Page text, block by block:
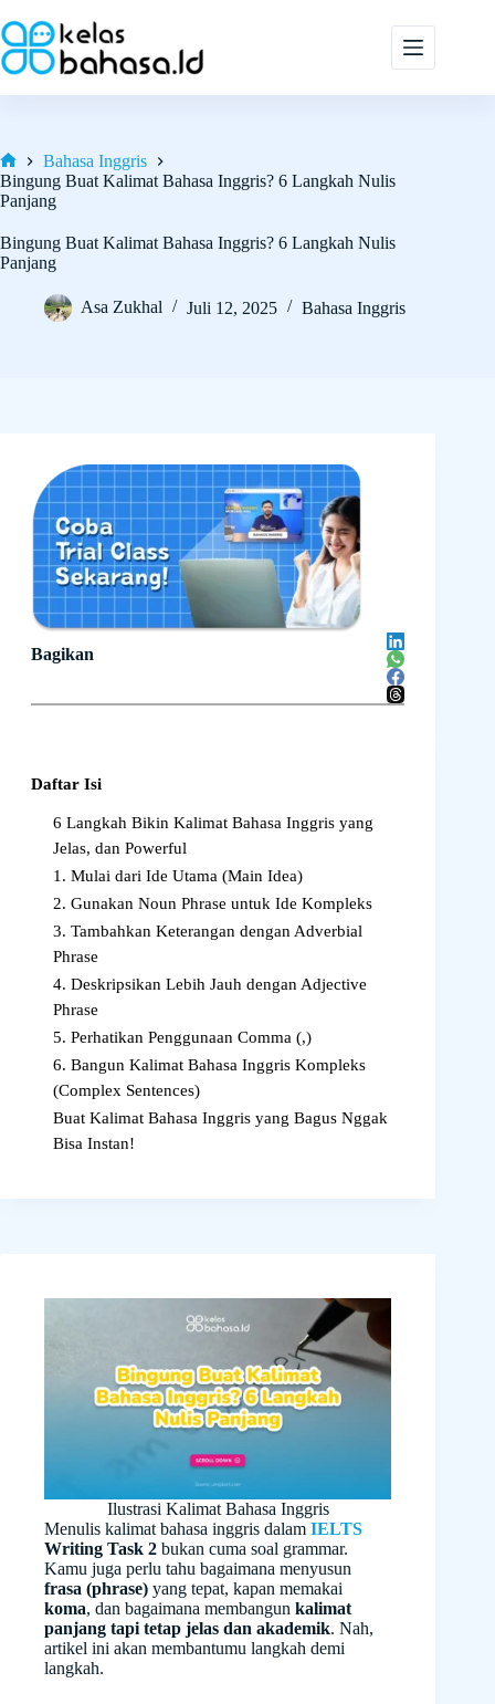
to
content
Home
Bahasa Inggris
Bingung Buat Kalimat Bahasa Inggris? 6 Langkah Nulis
Panjang
Bingung Buat Kalimat Bahasa Inggris? 6 Langkah Nulis
Panjang
Asa Zukhal Juli 12, 2025 Bahasa Inggris
Ilustrasi Kalimat Bahasa Inggris
Menulis kalimat bahasa inggris dalam IELTS
Writing Task 2 bukan cuma soal grammar.
Kamu juga perlu tahu bagaimana menyusun
frasa (phrase) yang tepat, kapan memakai
koma, dan bagaimana membangun kalimat
panjang tapi tetap jelas dan akademik. Nah,
artikel ini akan membantumu langkah demi
langkah.
Bagikan
Daftar Isi
6 Langkah Bikin Kalimat Bahasa Inggris yang
Jelas, dan Powerful
1. Mulai dari Ide Utama (Main Idea)
2. Gunakan Noun Phrase untuk Ide Kompleks
3. Tambahkan Keterangan dengan Adverbial
Phrase
4. Deskripsikan Lebih Jauh dengan Adjective
Phrase
5. Perhatikan Penggunaan Comma (,)
6. Bangun Kalimat Bahasa Inggris Kompleks
(Complex Sentences)
Buat Kalimat Bahasa Inggris yang Bagus Nggak
Bisa Instan!